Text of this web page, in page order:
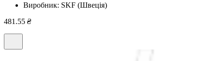
Виробник: SKF (Швеція)
481.55 ₴